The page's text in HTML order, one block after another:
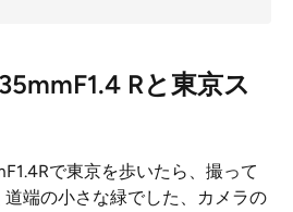
Rと東京ス
で東京を歩いたら、撮って
端の小さな緑でした、カメラの